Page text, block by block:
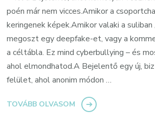
poén már nem vicces.Amikor a
keringenek képek.Amikor valaki a suliban
megoszt egy deepfake-et, vagy a
a céltábla. Ez mind cyberbullying – és
ahol elmondhatod.A Bejelentő egy új,
felület, ahol anonim módon …
TOVÁBB OLVASOM